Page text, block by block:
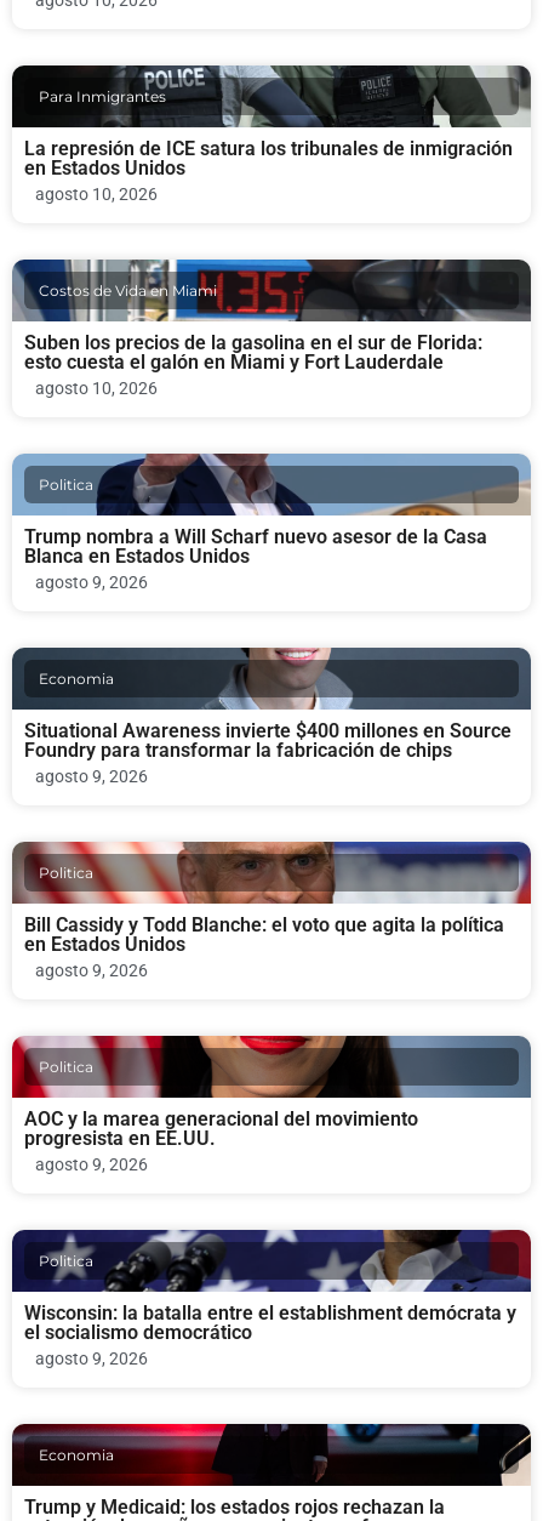
Para Inmigrantes
La represión de ICE satura los tribunales de inmigración
en Estados Unidos
agosto 10, 2026
Costos de Vida en Miami
Suben los precios de la gasolina en el sur de Florida:
esto cuesta el galón en Miami y Fort Lauderdale
agosto 10, 2026
Politica
Trump nombra a Will Scharf nuevo asesor de la Casa
Blanca en Estados Unidos
agosto 9, 2026
Economia
Situational Awareness invierte $400 millones en Source
Foundry para transformar la fabricación de chips
agosto 9, 2026
Politica
Bill Cassidy y Todd Blanche: el voto que agita la política
en Estados Unidos
agosto 9, 2026
Politica
AOC y la marea generacional del movimiento
progresista en EE.UU.
agosto 9, 2026
Politica
Wisconsin: la batalla entre el establishment demócrata y
el socialismo democrático
agosto 9, 2026
Economia
Trump y Medicaid: los estados rojos rechazan la